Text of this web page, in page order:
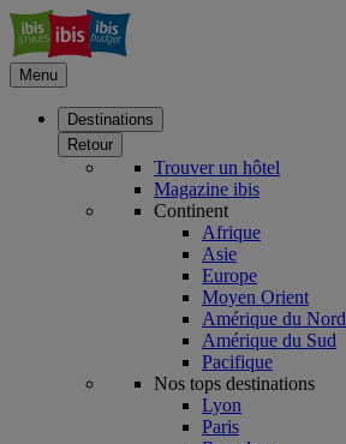
Menu
Destinations
Retour
Trouver un hôtel
Magazine ibis
Continent
Afrique
Asie
Europe
Moyen Orient
Amérique du Nord
Amérique du Sud
Pacifique
Nos tops destinations
Lyon
Paris